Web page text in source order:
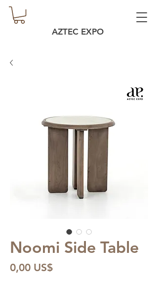
AZTEC EXPO
Noomi Side Table
0,00 US$Pris